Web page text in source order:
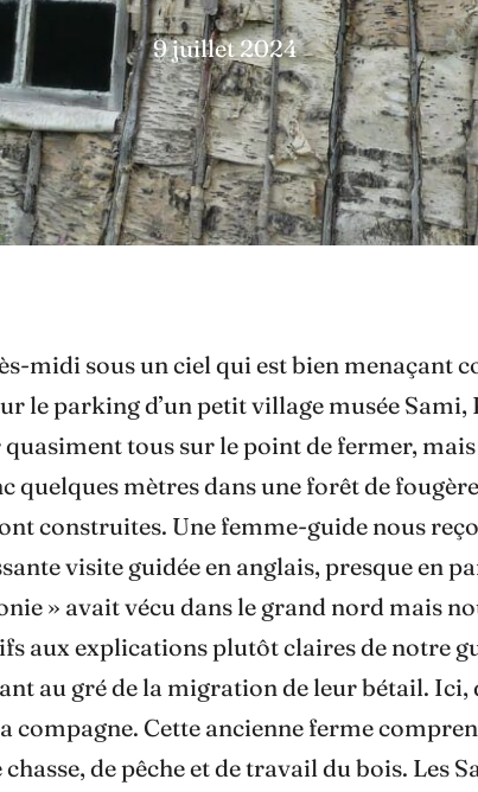
9 juillet 2024
midi sous un ciel qui est bien menaçant
le parking d’un petit village musée Sami,
quasiment tous sur le point de fermer,
quelques mètres dans une forêt de
construites. Une femme-guide nous
visite guidée en anglais, presque en
» avait vécu dans le grand nord mais
aux explications plutôt claires de notre
au gré de la migration de leur bétail.
compagne. Cette ancienne ferme
de pêche et de travail du bois. Les